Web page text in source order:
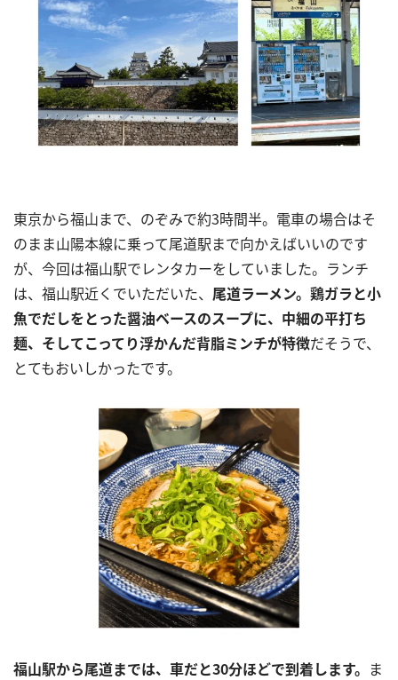
東京から福山まで、のぞみで約3時間半。電車の場合はそ
のまま山陽本線に乗って尾道駅まで向かえばいいのです
が、今回は福山駅でレンタカーをしていました。ランチ
は、福山駅近くでいただいた、 尾道ラーメン。鶏ガラと小
魚でだしをとった醤油ベースのスープに、中細の平打ち
麺、そしてこってり浮かんだ背脂ミンチが特徴だそうで、
とてもおいしかったです。
福山駅から尾道までは、車だと30分ほどで到着します。 ま